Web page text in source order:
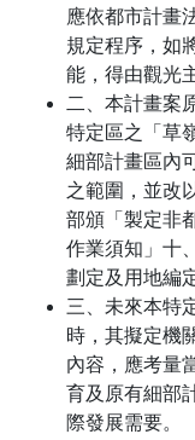
應依都市計畫
規定程序，如
能，得由觀光
二、本計畫案
特定區之「草
細部計畫區內
之範圍，並改
部頒「製定非
作業須知」十
劃定及用地編
三、未來本特
時，其擬定機
內容，應考量
育及原有細部
際發展需要。